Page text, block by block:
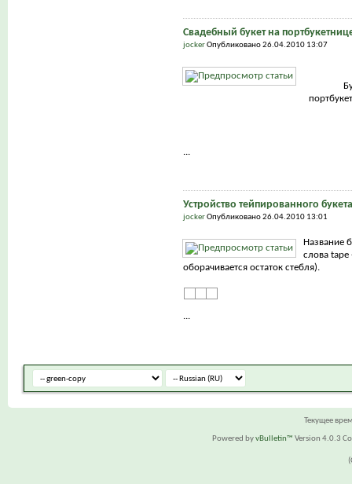
Свадебный букет на
jockerОпубликовано 26.04.2010 13:07
...
Устройство тейпированного букета
jockerОпубликовано 26.04.2010 13:01
Название
слова tape
оборачивается остаток стебля).
...
Текущее
Powered byvBulletin™ Version 4.0.3